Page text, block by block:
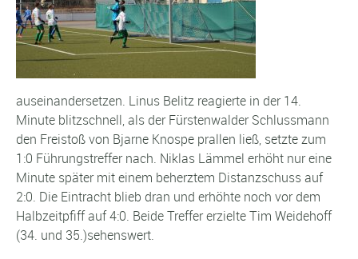
auseinandersetzen. Linus Belitz reagierte in der 14.
Minute blitzschnell, als der Fürstenwalder Schlussmann
den Freistoß von Bjarne Knospe prallen ließ, setzte zum
1:0 Führungstreffer nach. Niklas Lämmel erhöht nur eine
Minute später mit einem beherztem Distanzschuss auf
2:0. Die Eintracht blieb dran und erhöhte noch vor dem
Halbzeitpfiff auf 4:0. Beide Treffer erzielte Tim Weidehoff
(34. und 35.)sehenswert.